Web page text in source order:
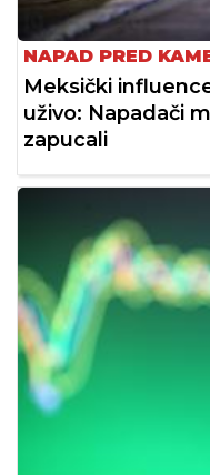
NAPAD PRED
Meksički
uživo: Napadači
zapucali